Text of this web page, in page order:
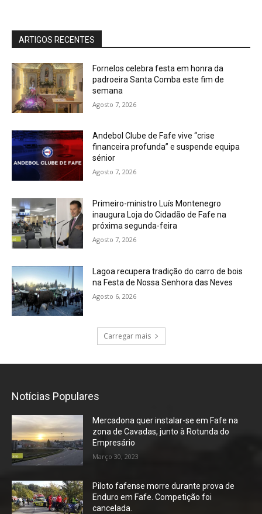
ARTIGOS RECENTES
Fornelos celebra festa em honra da
padroeira Santa Comba este fim de
semana
Agosto 7, 2026
Andebol Clube de Fafe vive “crise
financeira profunda” e suspende equipa
sénior
Agosto 7, 2026
Primeiro-ministro Luís Montenegro
inaugura Loja do Cidadão de Fafe na
próxima segunda-feira
Agosto 7, 2026
Lagoa recupera tradição do carro de bois
na Festa de Nossa Senhora das Neves
Agosto 6, 2026
Carregar mais
Notícias Populares
Mercadona quer instalar-se em Fafe na
zona de Cavadas, junto à Rotunda do
Empresário
Março 30, 2023
Piloto fafense morre durante prova de
Enduro em Fafe. Competição foi
cancelada.